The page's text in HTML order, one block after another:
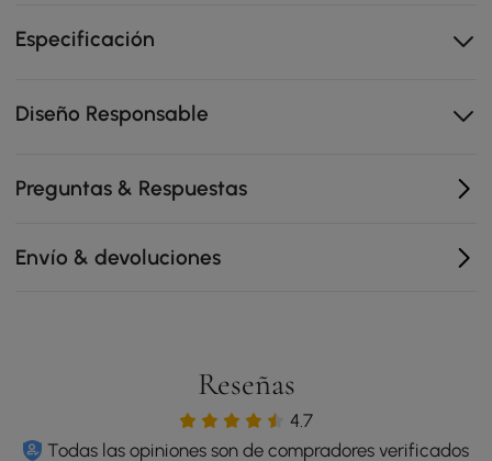
Expositor de joyas integrado
Estación de carga versátil con puertos USB y enchufes
Especificación
Diseño Responsable
Preguntas & Respuestas
Envío & devoluciones
Reseñas
4.7
Todas las opiniones son de compradores verificados